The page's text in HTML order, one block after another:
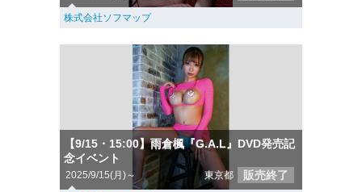
株式会社ソフマップ
【9/15・15:00】雨倉楓『G.A.L』DVD発売記
念イベント
2025/9/15(月)～ 東京都 販売終了